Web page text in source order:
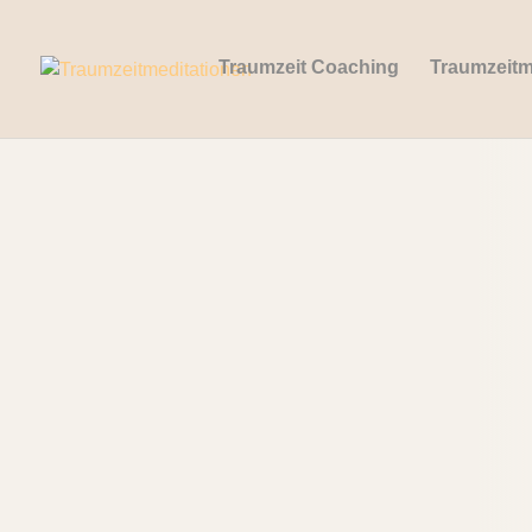
Traumzeit Coaching